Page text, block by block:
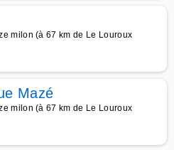
milon (à 67 km de Le Louroux
Mazé
milon (à 67 km de Le Louroux